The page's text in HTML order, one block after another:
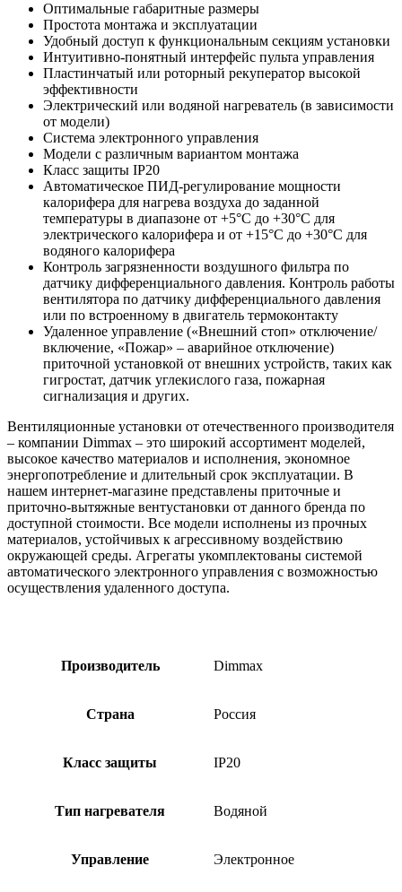
Оптимальные габаритные размеры
Простота монтажа и эксплуатации
Удобный доступ к функциональным секциям установки
Интуитивно-понятный интерфейс пульта управления
Пластинчатый или роторный рекуператор высокой
эффективности
Электрический или водяной нагреватель (в зависимости
от модели)
Система электронного управления
Модели с различным вариантом монтажа
Класс защиты IP20
Автоматическое ПИД-регулирование мощности
калорифера для нагрева воздуха до заданной
температуры в диапазоне от +5°С до +30°С для
электрического калорифера и от +15°С до +30°С для
водяного калорифера
Контроль загрязненности воздушного фильтра по
датчику дифференциального давления. Контроль работы
вентилятора по датчику дифференциального давления
или по встроенному в двигатель термоконтакту
Удаленное управление («Внешний стоп» отключение/
включение, «Пожар» – аварийное отключение)
приточной установкой от внешних устройств, таких как
гигростат, датчик углекислого газа, пожарная
сигнализация и других.
Вентиляционные установки от отечественного производителя
– компании Dimmax – это широкий ассортимент моделей,
высокое качество материалов и исполнения, экономное
энергопотребление и длительный срок эксплуатации. В
нашем интернет-магазине представлены приточные и
приточно-вытяжные вентустановки от данного бренда по
доступной стоимости. Все модели исполнены из прочных
материалов, устойчивых к агрессивному воздействию
окружающей среды. Агрегаты укомплектованы системой
автоматического электронного управления с возможностью
осуществления удаленного доступа.
Производитель Dimmax
Страна Россия
Класс защиты IP20
Тип нагревателя Водяной
Управление Электронное